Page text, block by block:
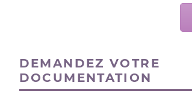
DEMANDEZ VOTRE
DOCUMENTATION